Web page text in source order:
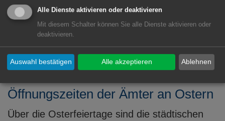
Heilstollenverbandes und der Universität
Gießen teil. Ziel ist die Anerkennung der
sogenannten Höhlentherapie ...
Öffnungszeiten der Ämter an Ostern
Über die Osterfeiertage sind die städtischen
Alle Dienste aktivieren oder deaktivieren
Mit diesem Schalter können Sie alle Dienste aktivieren oder
deaktivieren.
Ablehnen
Auswahl bestätigen Alle akzeptieren